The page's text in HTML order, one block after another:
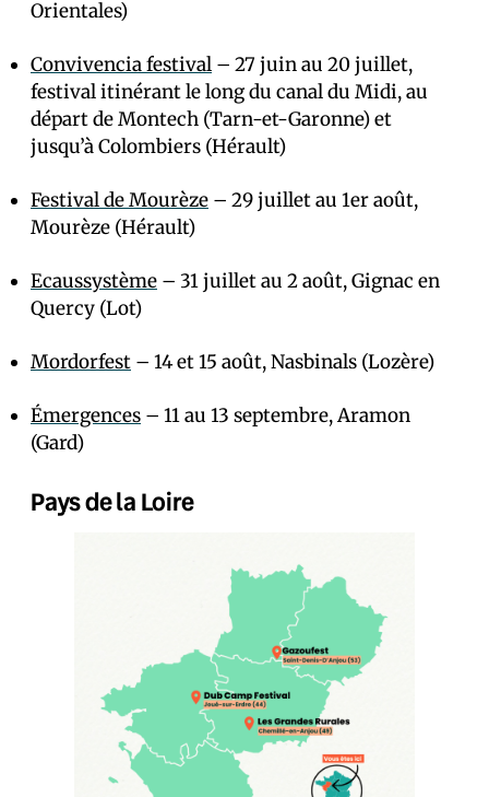
Orientales)
Convivencia festival – 27 juin au 20 juillet,
festival itinérant le long du canal du Midi, au
départ de Montech (Tarn-et-Garonne) et
jusqu’à Colombiers (Hérault)
Festival de Mourèze – 29 juillet au 1er août,
Mourèze (Hérault)
Ecaussystème – 31 juillet au 2 août, Gignac en
Quercy (Lot)
Mordorfest – 14 et 15 août, Nasbinals (Lozère)
Émergences – 11 au 13 septembre, Aramon
(Gard)
Pays de la Loire